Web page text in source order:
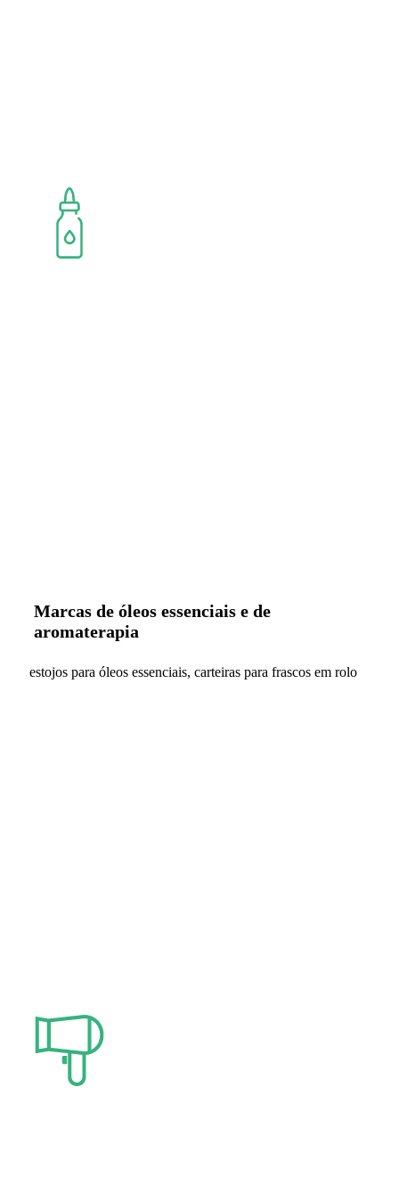
Marcas de óleos essenciais e de
aromaterapia
estojos para óleos essenciais, carteiras para frascos em rolo